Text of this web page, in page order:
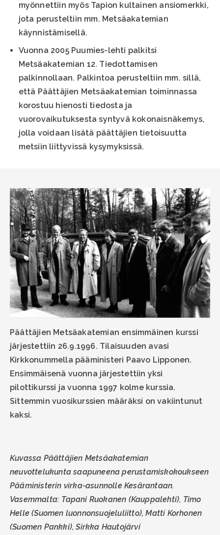
myönnettiin myös Tapion kultainen ansiomerkki,
jota perusteltiin mm. Metsäakatemian
käynnistämisellä.
Vuonna 2005 Puumies-lehti palkitsi
Metsäakatemian 12. Tiedottamisen
palkinnollaan. Palkintoa perusteltiin mm. sillä,
että Päättäjien Metsäakatemian toiminnassa
korostuu hienosti tiedosta ja
vuorovaikutuksesta syntyvä kokonaisnäkemys,
jolla voidaan lisätä päättäjien tietoisuutta
metsiin liittyvissä kysymyksissä.
Päättäjien Metsäakatemian ensimmäinen kurssi
järjestettiin 26.9.1996. Tilaisuuden avasi
Kirkkonummella pääministeri Paavo Lipponen.
Ensimmäisenä vuonna järjestettiin yksi
pilottikurssi ja vuonna 1997 kolme kurssia.
Sittemmin vuosikurssien määräksi on vakiintunut
kaksi.
Kuvassa Päättäjien Metsäakatemian
neuvottelukunta saapuneena perustamiskokoukseen
Pääministerin virka-asunnolle Kesärantaan.
Vasemmalta: Tapani Ruokanen (Kauppalehti), Timo
Helle (Suomen luonnonsuojeluliitto),Matti Korhonen
(Suomen Pankki),Sirkka Hautojärvi